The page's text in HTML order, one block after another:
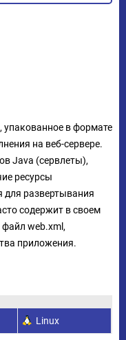
упакованное в формате
на веб-сервере.
Java (сервлеты),
ресурсы
для развертывания
содержит в своем
файл web.xml,
приложения.
Linux